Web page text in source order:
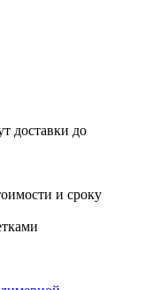
доставки до
и сроку